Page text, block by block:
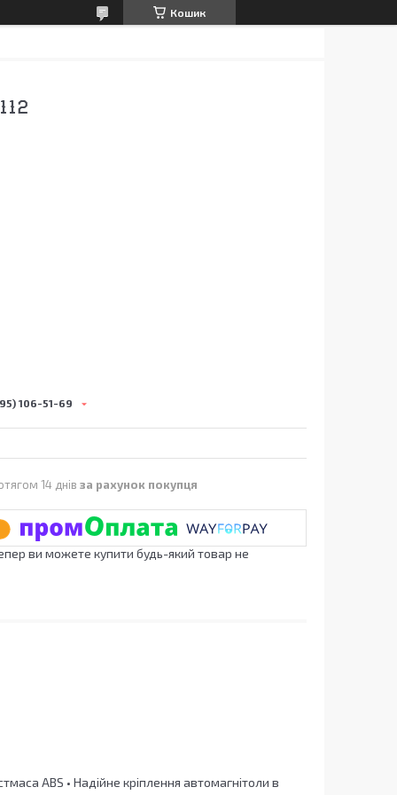
Кошик
106-51-69
14 днів за рахунок покупця
ви можете купити будь-який товар не
ABS • Надійне кріплення автомагнітоли в